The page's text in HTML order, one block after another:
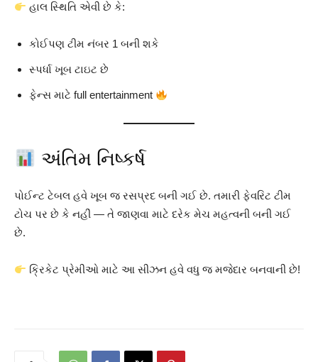
હાલ સ્થિતિ એવી છે કે:
કોઈપણ ટીમ નંબર 1 બની શકે
સ્પર્ધા ખૂબ ટાઇટ છે
ફેન્સ માટે full entertainment
અંતિમ નિષ્કર્ષ
પોઈન્ટ ટેબલ હવે ખૂબ જ રસપ્રદ બની ગઈ છે. તમારી ફેવરિટ ટીમ
ટોચ પર છે કે નહીં — તે જાણવા માટે દરેક મેચ મહત્વની બની ગઈ
છે.
ક્રિકેટ પ્રેમીઓ માટે આ સીઝન હવે વધુ જ મજેદાર બનવાની છે!